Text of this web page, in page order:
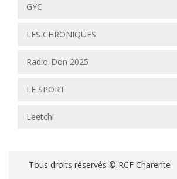
GYC
LES CHRONIQUES
Radio-Don 2025
LE SPORT
Leetchi
Tous droits réservés © RCF Charente